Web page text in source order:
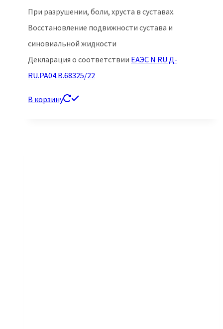
составляла
1,590.00 ₽.
750.00 ₽.
При разрушении, боли, хруста в суставах.
Восстановление подвижности сустава и
синовиальной жидкости
Декларация о соответствии ЕАЭС N RU Д-
RU.РА04.В.68325/22
В корзину